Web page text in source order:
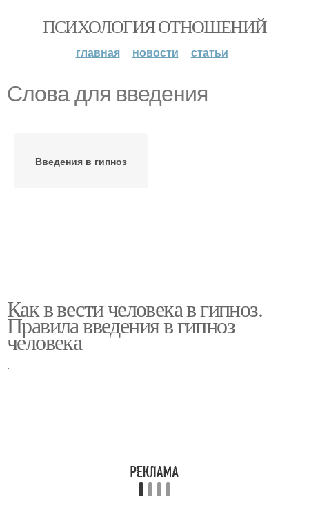
ПСИХОЛОГИЯ ОТНОШЕНИЙ
главная новости статьи
Слова для введения
Введения в гипноз
Как в вести человека в гипноз.
Правила введения в гипноз
человека
.